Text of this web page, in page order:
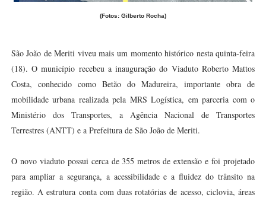
(Fotos: Gilberto Rocha)
São João de Meriti viveu mais um momento histórico nesta quinta-feira
(18). O município recebeu a inauguração do Viaduto Roberto Mattos
Costa, conhecido como Betão do Madureira, importante obra de
mobilidade urbana realizada pela MRS Logística, em parceria com o
Ministério dos Transportes, a Agência Nacional de Transportes
Terrestres (ANTT) e a Prefeitura de São João de Meriti.
O novo viaduto possui cerca de 355 metros de extensão e foi projetado
para ampliar a segurança, a acessibilidade e a fluidez do trânsito na
região. A estrutura conta com duas rotatórias de acesso, ciclovia, áreas